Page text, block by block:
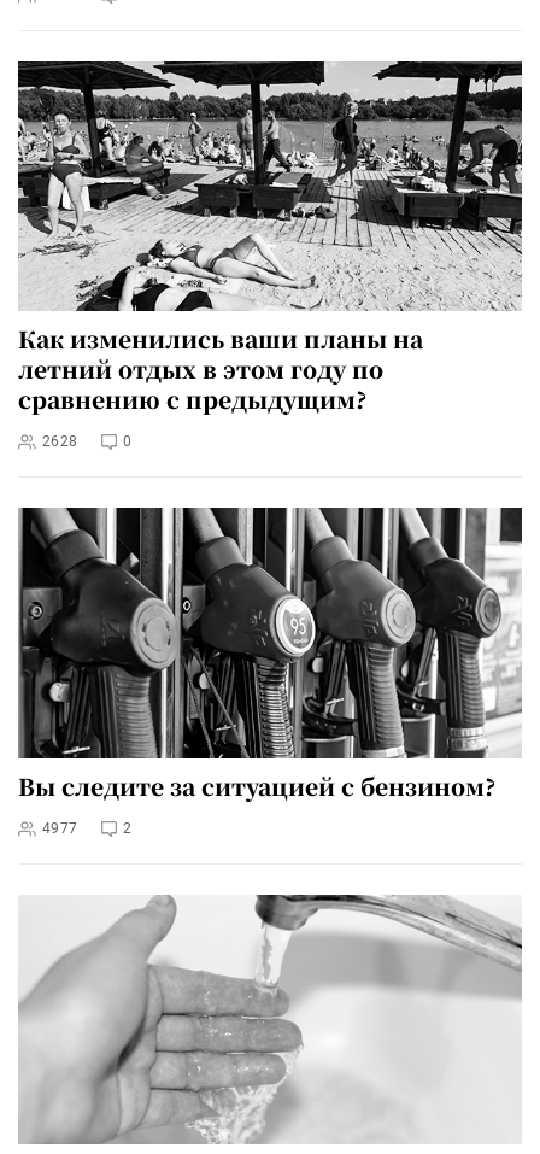
Как изменились ваши планы на
летний отдых в этом году по
сравнению с предыдущим?
2628 0
Вы следите за ситуацией с бензином?
4977 2